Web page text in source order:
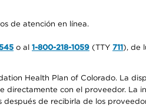
de atención en línea.
o al 1-800-218-1059 (TTY 711), de
Health Plan of Colorado. La
directamente con el proveedor. La
de recibirla de los